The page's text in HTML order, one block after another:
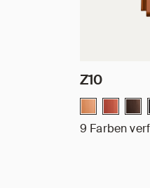
Z10
9 Farben